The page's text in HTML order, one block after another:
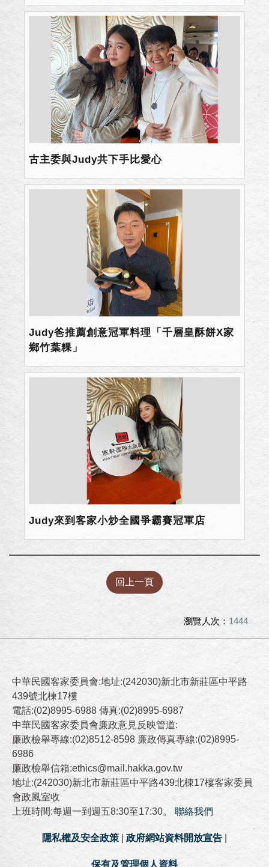
古主委與Judy共下手比愛心
Judy爸推薦創意冠軍料理「千層皇酥餅X家
鄉竹葉粿」
Judy來到客家小炒全國爭霸賽冠軍店
回上一頁
瀏覽人次： 1444
中華民國客家委員會:地址:(242030)新北市新莊區中平路
439號北棟17樓
電話:(02)8995-6988 傳真:(02)8995-6987
中華民國客家委員會廉政意見反映管道:
廉政檢舉專線:(02)8512-8598 廉政傳真專線:(02)8995-
6986
廉政檢舉信箱:ethics@mail.hakka.gov.tw
地址:(242030)新北市新莊區中平路439北棟17樓客家委員
會政風室收
上班時間:每週一到週五8:30至17:30。 聯絡我們
隱私權及安全政策 政府網站資料開放宣告
保有及管理個人資料